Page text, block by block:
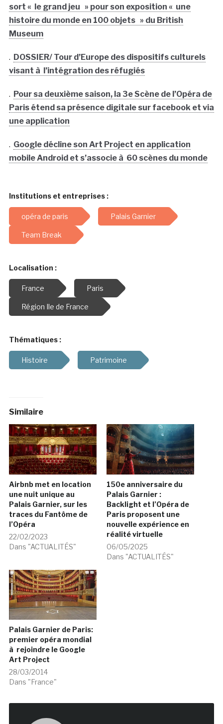
sort « le grand jeu » pour son exposition « une
histoire du monde en 100 objets » du British
Museum
. DOSSIER/ Tour d’Europe des dispositifs culturels
visant à l’intégration des réfugiés
. Pour sa deuxième saison, la 3e Scène de l’Opéra de
Paris étend sa présence digitale sur facebook et via
une application
. Google décline son Art Project en application
mobile Android et s’associe à 60 scènes du monde
Institutions et entreprises :
opéra de paris Palais Garnier
Team Break
Localisation :
France Paris
Région Ile de France
Thématiques :
Histoire Patrimoine
Similaire
Airbnb met en location
une nuit unique au
Palais Garnier, sur les
traces du Fantôme de
l’Opéra
22/02/2023
Dans "ACTUALITÉS"
150e anniversaire du
Palais Garnier :
Backlight et l’Opéra de
Paris proposent une
nouvelle expérience en
réalité virtuelle
06/05/2025
Dans "ACTUALITÉS"
Palais Garnier de Paris:
premier opéra mondial
à rejoindre le Google
Art Project
28/03/2014
Dans "France"